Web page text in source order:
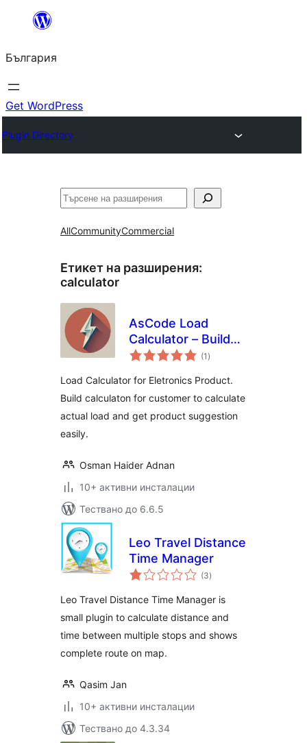
България
Get WordPress
Plugin Directory
Търсене
AllCommunityCommercial
Етикет на разширения:
calculator
AsCode Load
Calculator – Build
Load Calculator for
Woocommerce
Shop & Help
Customer to
(1 общо
оценки
)
Load Calculator for Eletronics Product.
Build calculaton for customer to calculate
actual load and get product suggestion
easily.
Osman Haider Adnan
10+ активни инсталации
Тествано до 6.6.5
Leo Travel Distance
Time Manager
(3общо
оценки
)
Leo Travel Distance Time Manager is
small plugin to calculate distance and
time between multiple stops and shows
complete route on map.
Qasim Jan
10+ активни инсталации
Тествано до 4.3.34